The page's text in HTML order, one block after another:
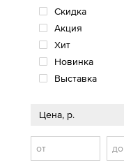
Скидка
Акция
Хит
Новинка
Выставка
Цена, р.
от до